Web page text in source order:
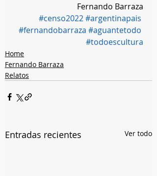
Fernando Barraza
#censo2022#argentinapais
#fernandobarraza #aguantetodo
#todoescultura
Home
Fernando Barraza
Relatos
Entradas recientes Ver todo